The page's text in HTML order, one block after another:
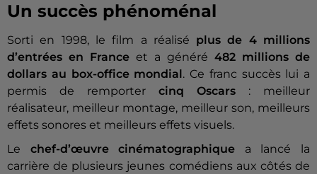
Un succès phénoménal
Sorti en 1998, le film a réalisé plus de 4 millions
d’entrées en France et a généré 482 millions de
dollars au box-office mondial . Ce franc succès lui a
permis de remporter cinq Oscars : meilleur
réalisateur, meilleur montage, meilleur son, meilleurs
effets sonores et meilleurs effets visuels.
Le chef-d’œuvre cinématographique a lancé la
carrière de plusieurs jeunes comédiens aux côtés de